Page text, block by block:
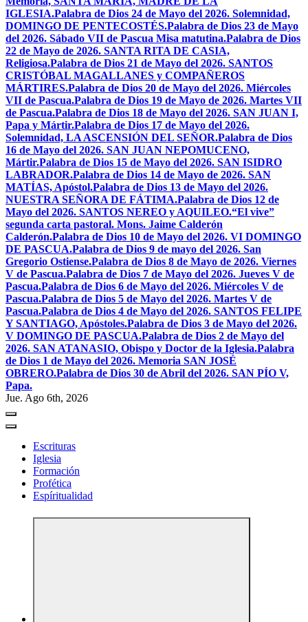
IGLESIA.Palabra de Dios 24 de Mayo del 2026. Solemnidad,
DOMINGO DE PENTECOSTÉS.Palabra de Dios 23 de Mayo
del 2026. Sábado VII de Pascua Misa matutina.Palabra de Dios
22 de Mayo de 2026. SANTA RITA DE CASIA,
Religiosa.Palabra de Dios 21 de Mayo del 2026. SANTOS
CRISTÓBAL MAGALLANES y COMPAÑEROS
MÁRTIRES.Palabra de Dios 20 de Mayo del 2026. Miércoles
VII de Pascua.Palabra de Dios 19 de Mayo de 2026. Martes VII
de Pascua.Palabra de Dios 18 de Mayo del 2026. SAN JUAN I,
Papa y Mártir.Palabra de Dios 17 de Mayo del 2026.
Solemnidad, LA ASCENSIÓN DEL SEÑOR.Palabra de Dios
16 de Mayo del 2026. SAN JUAN NEPOMUCENO,
Mártir.Palabra de Dios 15 de Mayo del 2026. SAN ISIDRO
LABRADOR.Palabra de Dios 14 de Mayo de 2026. SAN
MATÍAS, Apóstol.Palabra de Dios 13 de Mayo del 2026.
NUESTRA SEÑORA DE FÁTIMA.Palabra de Dios 12 de
Mayo del 2026. SANTOS NEREO y AQUILEO.“El vive”
segunda carta pastoral. Mons. Jaime Calderón
Calderón.Palabra de Dios 10 de Mayo del 2026. VI DOMINGO
DE PASCUA.Palabra de Dios 9 de mayo del 2026. San
Gregorio Ostiense.Palabra de Dios 8 de Mayo de 2026. Viernes
V de Pascua.Palabra de Dios 7 de Mayo del 2026. Jueves V de
Pascua.Palabra de Dios 6 de Mayo del 2026. Miércoles V de
Pascua.Palabra de Dios 5 de Mayo del 2026. Martes V de
Pascua.Palabra de Dios 4 de Mayo del 2026. SANTOS FELIPE
Y SANTIAGO, Apóstoles.Palabra de Dios 3 de Mayo del 2026.
V DOMINGO DE PASCUA.Palabra de Dios 2 de Mayo del
2026. SAN ATANASIO, Obispo y Doctor de la Iglesia.Palabra
de Dios 1 de Mayo del 2026. Memoria SAN JOSÉ
OBRERO.Palabra de Dios 30 de Abril del 2026. SAN PÍO V,
Papa.
Jue. Ago 6th, 2026
Escrituras
Iglesia
Formación
Profética
Espíritualidad